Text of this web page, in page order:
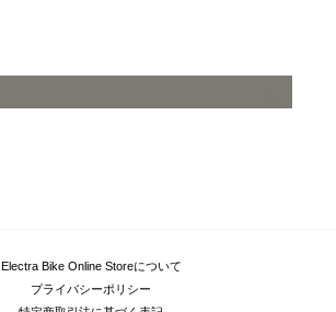
Electra Bike Online Storeについて
プライバシーポリシー